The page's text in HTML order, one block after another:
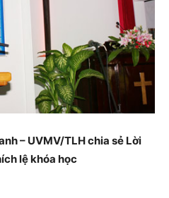
– UVMV/TLH chia sẻ Lời
lệ khóa học